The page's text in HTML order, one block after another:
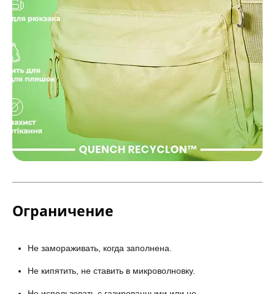
Ограничение
Не замораживать, когда заполнена.
Не кипятить, не ставить в микроволновку.